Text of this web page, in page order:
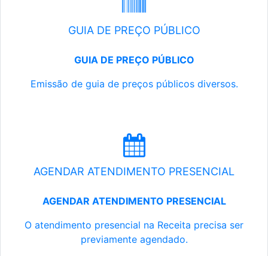
GUIA DE PREÇO PÚBLICO
GUIA DE PREÇO PÚBLICO
Emissão de guia de preços públicos diversos.
AGENDAR ATENDIMENTO PRESENCIAL
AGENDAR ATENDIMENTO PRESENCIAL
O atendimento presencial na Receita precisa ser
previamente agendado.